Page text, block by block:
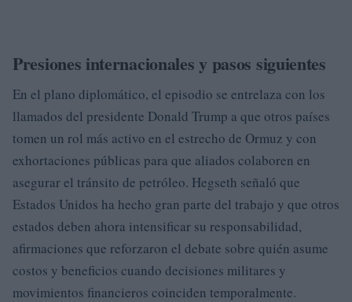
Presiones internacionales y pasos siguientes
En el plano diplomático, el episodio se entrelaza con los
llamados del presidente Donald Trump a que otros países
tomen un rol más activo en el estrecho de Ormuz y con
exhortaciones públicas para que aliados colaboren en
asegurar el tránsito de petróleo. Hegseth señaló que
Estados Unidos ha hecho gran parte del trabajo y que otros
estados deben ahora intensificar su responsabilidad,
afirmaciones que reforzaron el debate sobre quién asume
costos y beneficios cuando decisiones militares y
movimientos financieros coinciden temporalmente.